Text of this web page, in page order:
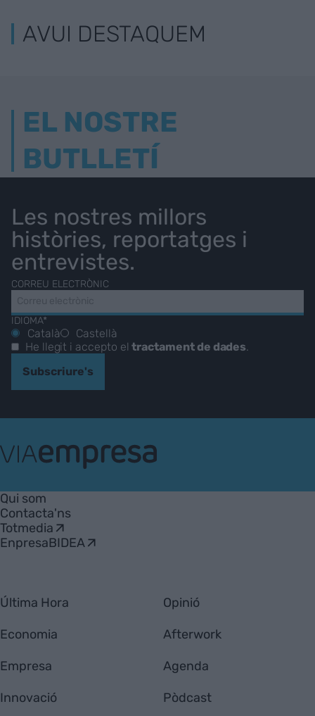
AVUI DESTAQUEM
EL NOSTRE
BUTLLETÍ
Les nostres millors
històries, reportatges i
entrevistes.
CORREU ELECTRÒNIC
IDIOMA*
Català
Castellà
He llegit i accepto eltractament de dades
Subscriure's
Empresa
Qui som
Contacta'ns
Totmedia
EnpresaBIDEA
Última Hora
Economia
Empresa
Innovació
Opinió
Afterwork
Agenda
Pòdcast